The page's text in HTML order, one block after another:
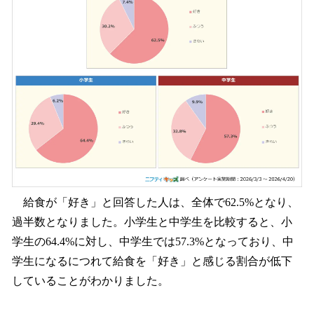
給食が「好き」と回答した人は、全体で62.5%となり、
過半数となりました。小学生と中学生を比較すると、小
学生の64.4%に対し、中学生では57.3%となっており、中
学生になるにつれて給食を「好き」と感じる割合が低下
していることがわかりました。